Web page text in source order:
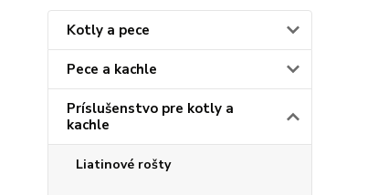
Kotly a pece
Pece a kachle
Príslušenstvo pre kotly a
kachle
Liatinové rošty